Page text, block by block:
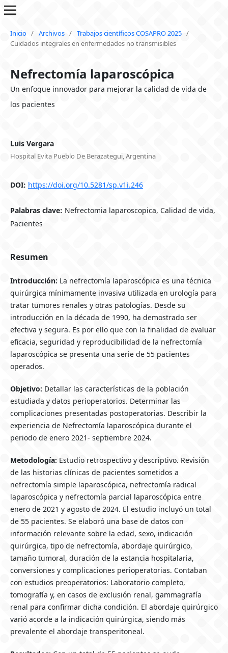
Inicio / Archivos / Trabajos científicos COSAPRO 2025 /
Cuidados integrales en enfermedades no transmisibles
Nefrectomía laparoscópica
Un enfoque innovador para mejorar la calidad de vida de
los pacientes
Luis Vergara
Hospital Evita Pueblo De Berazategui, Argentina
DOI: https://doi.org/10.5281/sp.v1i.246
Palabras clave: Nefrectomia laparoscopica, Calidad de vida,
Pacientes
Resumen
Introducción:La nefrectomía laparoscópica es una técnica
quirúrgica mínimamente invasiva utilizada en urología para
tratar tumores renales y otras patologías. Desde su
introducción en la década de 1990, ha demostrado ser
efectiva y segura. Es por ello que con la finalidad de evaluar
eficacia, seguridad y reproducibilidad de la nefrectomía
laparoscópica se presenta una serie de 55 pacientes
operados.
Objetivo: Detallar las características de la población
estudiada y datos perioperatorios. Determinar las
complicaciones presentadas postoperatorias. Describir la
experiencia de Nefrectomía laparoscópica durante el
periodo de enero 2021- septiembre 2024.
Metodología: Estudio retrospectivo y descriptivo. Revisión
de las historias clínicas de pacientes sometidos a
nefrectomía simple laparoscópica, nefrectomía radical
laparoscópica y nefrectomía parcial laparoscópica entre
enero de 2021 y agosto de 2024. El estudio incluyó un total
de 55 pacientes. Se elaboró una base de datos con
información relevante sobre la edad, sexo, indicación
quirúrgica, tipo de nefrectomía, abordaje quirúrgico,
tamaño tumoral, duración de la estancia hospitalaria,
conversiones y complicaciones perioperatorias. Contaban
con estudios preoperatorios: Laboratorio completo,
tomografía y, en casos de exclusión renal, gammagrafía
renal para confirmar dicha condición. El abordaje quirúrgico
varió acorde a la indicación quirúrgica, siendo más
prevalente el abordaje transperitoneal.